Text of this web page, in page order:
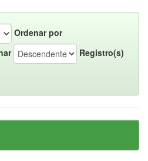
Ordenar por
Registro(s)